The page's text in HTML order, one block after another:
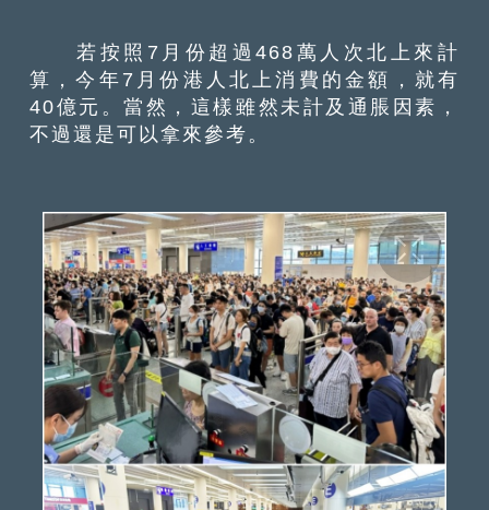
若按照7月份超過468萬人次北上來計
算，今年7月份港人北上消費的金額，就有
40億元。當然，這樣雖然未計及通脹因素，
不過還是可以拿來參考。